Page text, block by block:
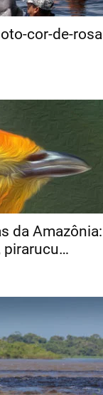
cor-de-rosa
da Amazônia:
pirarucu…